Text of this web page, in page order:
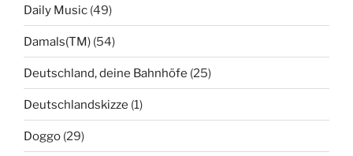
Daily Music (49)
Damals(TM) (54)
Deutschland, deine Bahnhöfe (25)
Deutschlandskizze (1)
Doggo (29)